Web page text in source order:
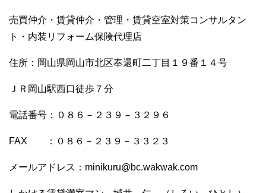
売買仲介・賃貸仲介・管理・賃貸空室対策コンサルタン
ト・内装リフォーム保険代理店
住所：岡山県岡山市北区奉還町二丁目１９番１４号
ＪＲ岡山駅西口徒歩７分
電話番号：０８６－２３９－３２９６
FAX ：０８６－２３９－３３２３
メールアドレス：minikuru@bc.wakwak.com